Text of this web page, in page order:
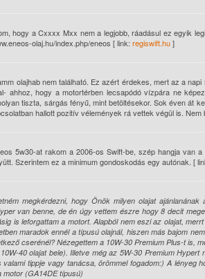
hogy a Cxxxx Mxx nem a legjobb, ráadásul ez egyik
olaj.hu/index.php/eneos [ link: regiswift.hu]
olajhab nem található. Ez azért érdekes, mert az a
ahhoz, hogy a motortérben lecsapódó vízpára ne
tiszta, sárgás fényű, mint betöltésekor. Sok éven át
hallott pozitív vélemények rá vettek végül is. Nem
5w30-at rakom a 2006-os Swift-be, szép hangja van
Szerintem ez a minimum gondoskodás egy autónak. [
megkérdezni, hogy Önök milyen olajat
van benne, de én úgy vettem észre hogy 8 decit
is leforgattam a motort. Alapból nem eszi az olajat,
maradok ennél a típusú olajnál, hiszen más bajom
cserénél? Nézegettem a 10W-30 Premium Plus-t is,
40 olajat bele). Illetve még az 5W-30 Premium
valami tippje vagy tanácsa, örömmel fogadom:) A lényeg
motor (GA14DE típusú)